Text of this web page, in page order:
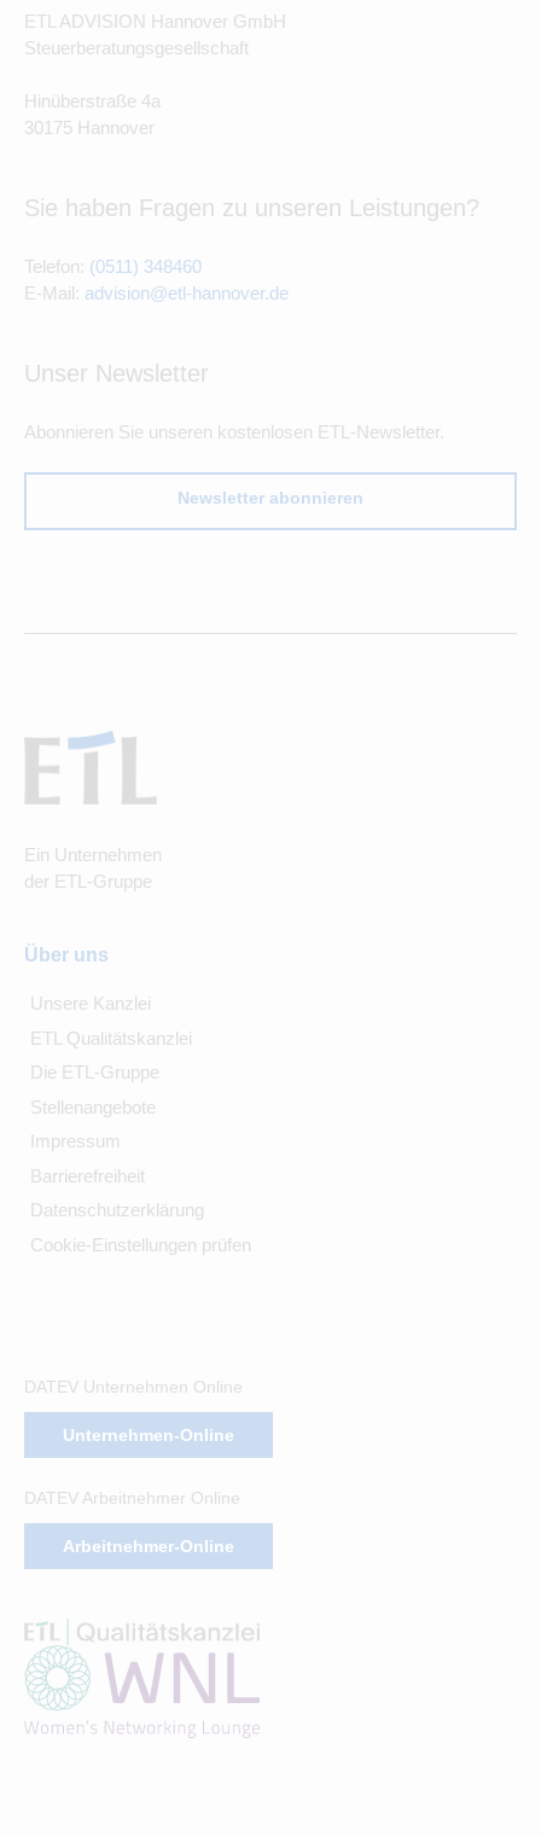
ETL ADVISION Hannover GmbH
Steuerberatungsgesellschaft
Hinüberstraße 4a
30175 Hannover
Sie haben Fragen zu unseren Leistungen?
Telefon: (0511) 348460
E-Mail: advision@etl-hannover.de
Unser Newsletter
Abonnieren Sie unseren kostenlosen ETL-Newsletter.
Newsletter abonnieren
Ein Unternehmen
der ETL-Gruppe
Über uns
Unsere Kanzlei
ETL Qualitätskanzlei
Die ETL-Gruppe
Stellenangebote
Impressum
Barrierefreiheit
Datenschutzerklärung
Cookie-Einstellungen prüfen
DATEV Unternehmen Online
Unternehmen-Online
DATEV Arbeitnehmer Online
Arbeitnehmer-Online